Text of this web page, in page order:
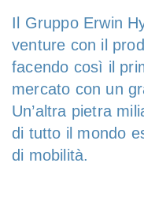
Il Gruppo Erwin
venture con il
facendo così il
mercato con un
Un’altra pietra
di tutto il mondo
di mobilità.